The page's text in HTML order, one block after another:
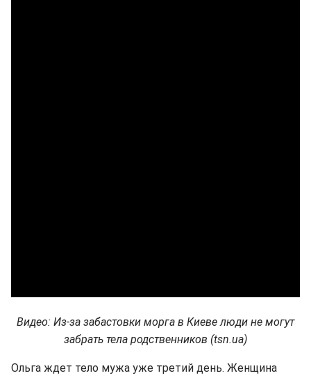
Видео: Из-за забастовки морга в Киеве люди не могут
забрать тела родственников (tsn.ua)
Ольга ждет тело мужа уже третий день. Женщина